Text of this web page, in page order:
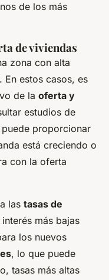
de los más
de viviendas
zona con alta
estos casos, es
de la oferta y
estudios de
proporcionar
está creciendo o
con la oferta
las tasas de
más bajas
los nuevos
, lo que puede
tasas más altas